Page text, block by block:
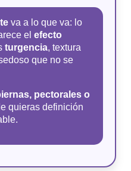
va a lo que va: lo
elefecto
turgencia, textura
que no se
pectorales o
quieras definición